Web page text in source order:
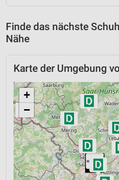
Finde das nächste
Nähe
Karte der Umgebung
+
−